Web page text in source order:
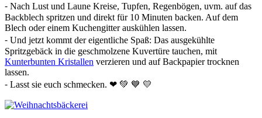
⁃ Nach Lust und Laune Kreise, Tupfen, Regenbögen, uvm. auf das
Backblech spritzen und direkt für 10 Minuten backen. Auf dem
Blech oder einem Kuchengitter auskühlen lassen.
⁃ Und jetzt kommt der eigentliche Spaß: Das ausgekühlte
Spritzgebäck in die geschmolzene Kuvertüre tauchen, mit
Kunterbunten Kristallen verzieren und auf Backpapier trocknen
lassen.
⁃ Lasst sie euch schmecken. ❤ 💚 💙 💛